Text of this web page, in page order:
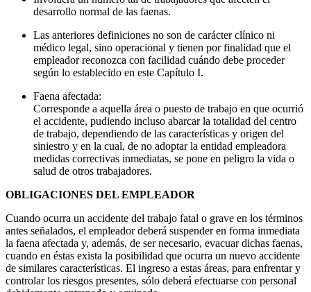
desarrollo normal de las faenas.
Las anteriores definiciones no son de carácter clínico ni
médico legal, sino operacional y tienen por finalidad que el
empleador reconozca con facilidad cuándo debe proceder
según lo establecido en este Capítulo I.
Faena afectada:
Corresponde a aquella área o puesto de trabajo en que ocurrió
el accidente, pudiendo incluso abarcar la totalidad del centro
de trabajo, dependiendo de las características y origen del
siniestro y en la cual, de no adoptar la entidad empleadora
medidas correctivas inmediatas, se pone en peligro la vida o
salud de otros trabajadores.
OBLIGACIONES DEL EMPLEADOR
Cuando ocurra un accidente del trabajo fatal o grave en los términos
antes señalados, el empleador deberá suspender en forma inmediata
la faena afectada y, además, de ser necesario, evacuar dichas faenas,
cuando en éstas exista la posibilidad que ocurra un nuevo accidente
de similares características. El ingreso a estas áreas, para enfrentar y
controlar los riesgos presentes, sólo deberá efectuarse con personal